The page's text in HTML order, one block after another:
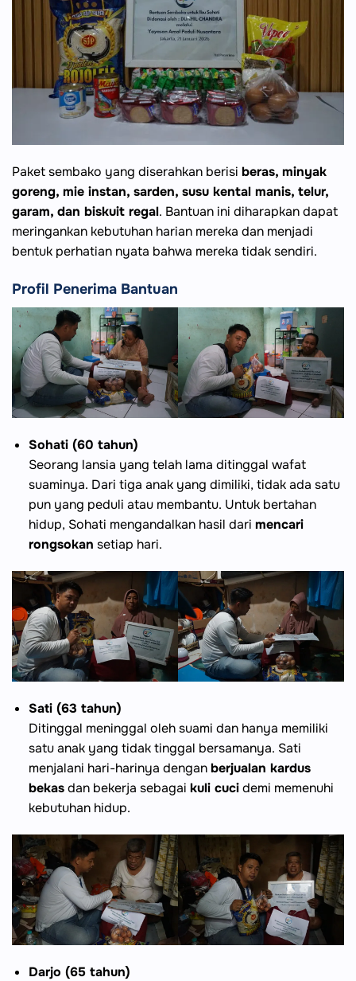
Paket sembako yang diserahkan berisi beras, minyak
goreng, mie instan, sarden, susu kental manis, telur,
garam, dan biskuit regal. Bantuan ini diharapkan dapat
meringankan kebutuhan harian mereka dan menjadi
bentuk perhatian nyata bahwa mereka tidak sendiri.
Profil Penerima Bantuan
Sohati (60 tahun)
Seorang lansia yang telah lama ditinggal wafat
suaminya. Dari tiga anak yang dimiliki, tidak ada satu
pun yang peduli atau membantu. Untuk bertahan
hidup, Sohati mengandalkan hasil dari mencari
rongsokan setiap hari.
Sati (63 tahun)
Ditinggal meninggal oleh suami dan hanya memiliki
satu anak yang tidak tinggal bersamanya. Sati
menjalani hari-harinya denganberjualan kardus
bekasdan bekerja sebagai kuli cucidemi memenuhi
kebutuhan hidup.
Darjo (65 tahun)